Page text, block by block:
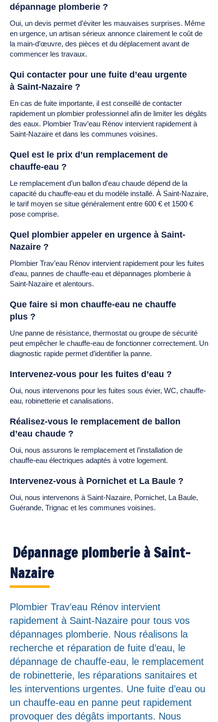
dépannage plomberie ?
Oui, un devis permet d’éviter les mauvaises surprises. Même
en urgence, un artisan sérieux annonce clairement le coût de
la main-d’œuvre, des pièces et du déplacement avant de
commencer les travaux.
Qui contacter pour une fuite d’eau urgente
à Saint-Nazaire ?
En cas de fuite importante, il est conseillé de contacter
rapidement un plombier professionnel afin de limiter les dégâts
des eaux. Plombier Trav’eau Rénov intervient rapidement à
Saint-Nazaire et dans les communes voisines.
Quel est le prix d’un remplacement de
chauffe-eau ?
Le remplacement d’un ballon d’eau chaude dépend de la
capacité du chauffe-eau et du modèle installé. À Saint-Nazaire,
le tarif moyen se situe généralement entre 600 € et 1500 €
pose comprise.
Quel plombier appeler en urgence à Saint-
Nazaire ?
Plombier Trav’eau Rénov intervient rapidement pour les fuites
d’eau, pannes de chauffe-eau et dépannages plomberie à
Saint-Nazaire et alentours.
Que faire si mon chauffe-eau ne chauffe
plus ?
Une panne de résistance, thermostat ou groupe de sécurité
peut empêcher le chauffe-eau de fonctionner correctement. Un
diagnostic rapide permet d’identifier la panne.
Intervenez-vous pour les fuites d’eau ?
Oui, nous intervenons pour les fuites sous évier, WC, chauffe-
eau, robinetterie et canalisations.
Réalisez-vous le remplacement de ballon
d’eau chaude ?
Oui, nous assurons le remplacement et l’installation de
chauffe-eau électriques adaptés à votre logement.
Intervenez-vous à Pornichet et La Baule ?
Oui, nous intervenons à Saint-Nazaire, Pornichet, La Baule,
Guérande, Trignac et les communes voisines.
Dépannage plomberie à Saint-
Nazaire
Plombier Trav’eau Rénov intervient
rapidement à Saint-Nazaire pour tous vos
dépannages plomberie. Nous réalisons la
recherche et réparation de fuite d’eau, le
dépannage de chauffe-eau, le remplacement
de robinetterie, les réparations sanitaires et
les interventions urgentes. Une fuite d’eau ou
un chauffe-eau en panne peut rapidement
provoquer des dégâts importants. Nous